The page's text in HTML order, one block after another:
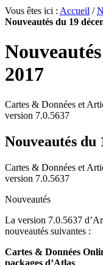
Vous êtes ici : Accueil /
Nouveautés du 19
2017
Cartes & Données et
version 7.0.5637
Nouveautés du
Cartes & Données et
version 7.0.5637
Nouveautés
La version 7.0.5637
nouveautés suivantes :
Cartes & Données
packages d’Atlas